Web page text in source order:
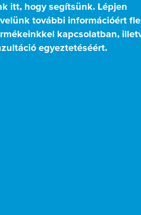
itt, hogy segítsünk. Lépjen
további információért
kapcsolatban,
egyeztetéséért.